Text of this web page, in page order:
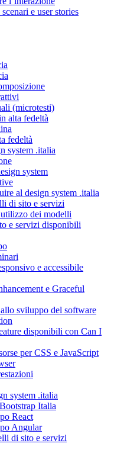
e user stories
(microtesti)
alta fedeltà
fedeltà
system .italia
system
al design system .italia
di sito e servizi
dei modelli
e servizi disponibili
e accessibile
e Graceful
sviluppo del software
disponibili con Can I
per CSS e JavaScript
system .italia
Italia
React
Angular
di sito e servizi